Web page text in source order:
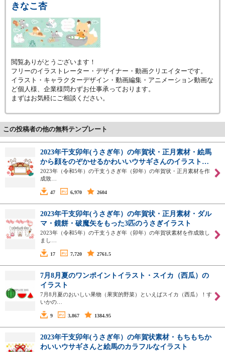
きなこ杏
閲覧ありがとうございます！
フリーのイラストレーター・デザイナー・動画クリエイターです。
イラスト・キャラクターデザイン・動画編集・アニメーション動画な
ど個人様、企業様問わずお仕事承っております。
まずはお気軽にご相談ください。
この投稿者の他の無料テンプレート
2023年干支卯年(うさぎ年）の年賀状・正月素材・絵馬
から顔をのぞかせるかわいいウサギさんのイラスト…
2023年（令和5年）の干支うさぎ年（卯年）の年賀状・正月素材を作
成致…
47 6,970 2604
2023年干支卯年(うさぎ年）の年賀状・正月素材・ダル
マ・鏡餅・破魔矢をもった3匹のうさぎイラスト
2023年（令和5年）の干支うさぎ年（卯年）の年賀状素材を作成致し
まし…
17 7,720 2761.5
7月8月夏のワンポイントイラスト・スイカ（西瓜）の
イラスト
7月8月夏のおいしい果物（果実的野菜）といえばスイカ（西瓜）！す
いかの…
9 3,867 1384.95
2023年干支卯年(うさぎ年）の年賀状素材・もちもちか
わいいウサギさんと絵馬のカラフルなイラスト